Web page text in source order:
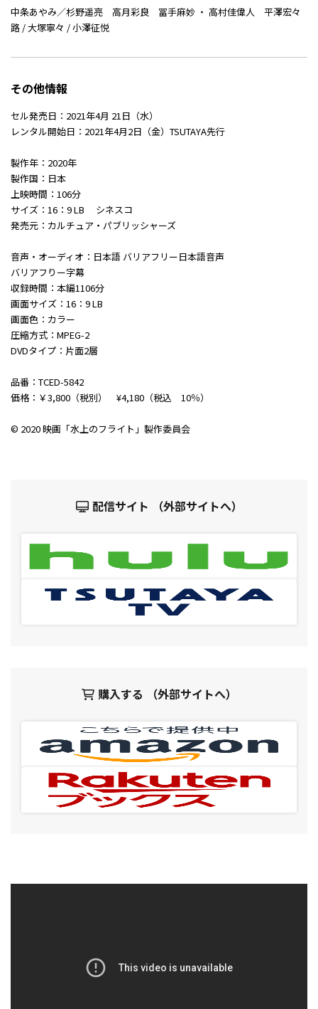
中条あやみ／杉野遥亮 高月彩良 冨手麻妙 ・ 高村佳偉人 平澤宏々
路 / 大塚寧々 / 小澤征悦
その他情報
セル発売日：2021年4月 21日（水）
レンタル開始日：2021年4月2日（金）TSUTAYA先行
製作年：2020年
製作国：日本
上映時間：106分
サイズ：16：9 LB シネスコ
発売元：カルチュア・パブリッシャーズ
音声・オーディオ：日本語 バリアフリー日本語音声
バリアフりー字幕
収録時間：本編1106分
画面サイズ：16：9 LB
画面色：カラー
圧縮方式：MPEG-2
DVDタイプ：片面2層
品番：TCED-5842
価格：￥3,800（税別） ¥4,180（税込 10％）
© 2020 映画「水上のフライト」製作委員会
配信サイト （外部サイトへ）
購入する （外部サイトへ）